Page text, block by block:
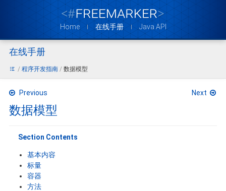
Home 在线手册 Java API
在线手册
程序开发指南 数据模型
Previous Next
数据模型
Section Contents
基本内容
标量
容器
方法